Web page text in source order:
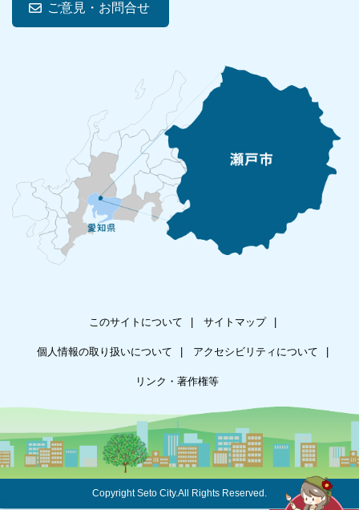
ご意見・お問合せ
このサイトについて サイトマップ
個人情報の取り扱いについて アクセシビリティについて
リンク・著作権等
Copyright Seto City.All Rights Reserved.